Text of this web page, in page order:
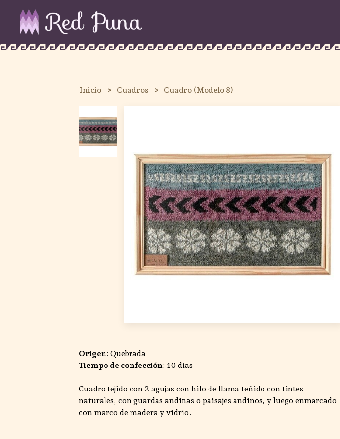
Inicio Cuadros Cuadro (Modelo 8)
Origen: Quebrada
Tiempo de confección: 10 dias
Cuadro tejido con 2 agujas con hilo de llama teñido con tintes
naturales, con guardas andinas o paisajes andinos, y luego enmarcado
con marco de madera y vidrio.